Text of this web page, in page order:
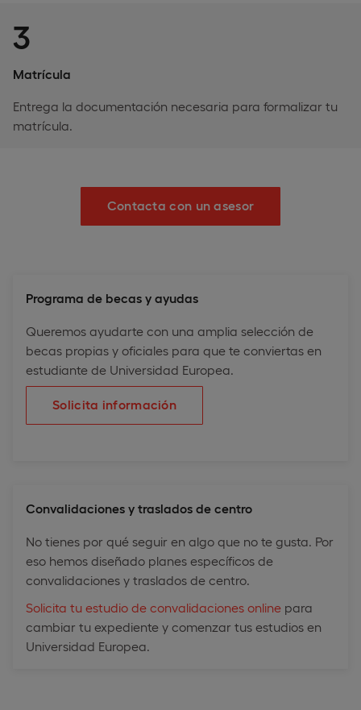
3
Matrícula
Entrega la documentación necesaria para formalizar tu
matrícula.
Contacta con un asesor
Programa de becas y ayudas
Queremos ayudarte con una amplia selección de
becas propias y oficiales para que te conviertas en
estudiante de Universidad Europea.
Solicita información
Convalidaciones y traslados de centro
No tienes por qué seguir en algo que no te gusta. Por
eso hemos diseñado planes específicos de
convalidaciones y traslados de centro.
Solicita tu estudio de convalidaciones online para
cambiar tu expediente y comenzar tus estudios en
Universidad Europea.